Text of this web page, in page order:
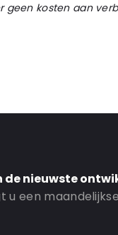
geen kosten aan
de nieuwste
u een